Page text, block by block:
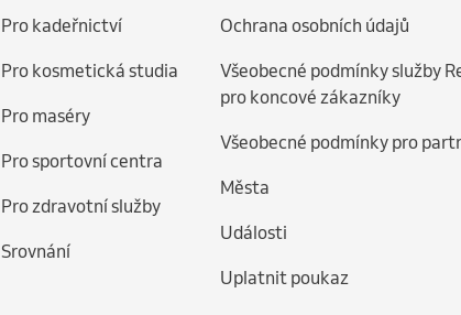
Pro kadeřnictví
Pro kosmetická studia
Pro maséry
Pro sportovní centra
Pro zdravotní služby
Srovnání
Ochrana osobních údajů
Všeobecné podmínky služby
pro koncové zákazníky
Všeobecné podmínky pro
Města
Události
Uplatnit poukaz